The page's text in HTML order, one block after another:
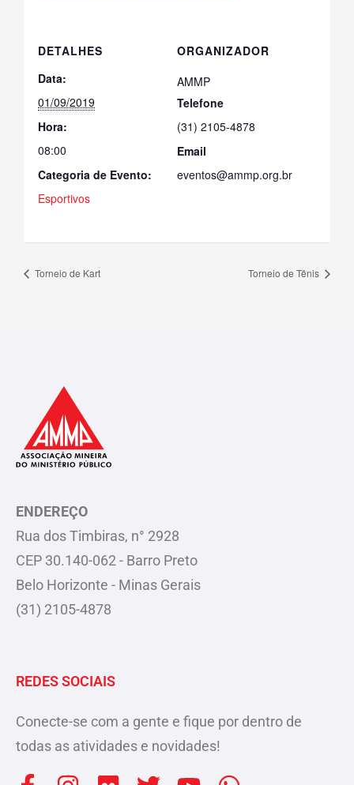
DETALHES
Data:
01/09/2019
Hora:
08:00
Categoria de Evento:
Esportivos
ORGANIZADOR
AMMP
Telefone
(31) 2105-4878
Email
eventos@ammp.org.br
Torneio de Kart Torneio de Tênis
ENDEREÇO
Rua dos Timbiras, n° 2928
CEP 30.140-062 - Barro Preto
Belo Horizonte - Minas Gerais
(31) 2105-4878
REDES SOCIAIS
Conecte-se com a gente e fique por dentro de
todas as atividades e novidades!